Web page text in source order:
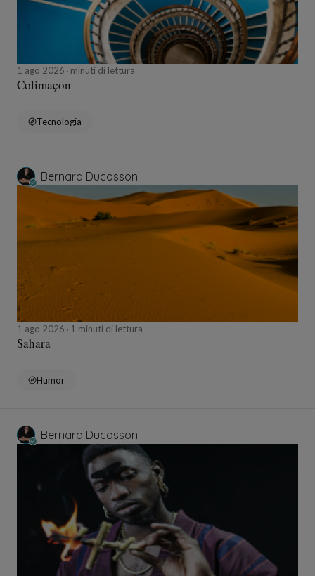
1 ago 2026 minuti di lettura
Colimaçon
Tecnologia
Bernard Ducosson
1 ago 2026 1 minuti di lettura
Sahara
Humor
Bernard Ducosson